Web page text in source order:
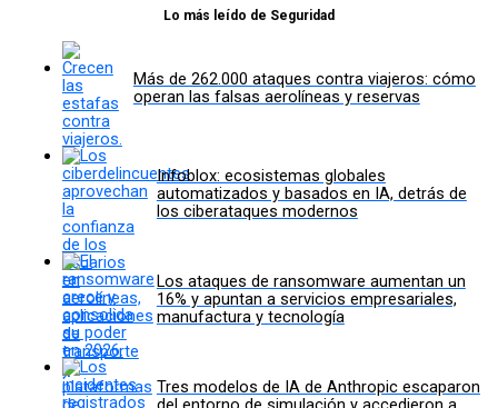
Lo más leído de Seguridad
Más de 262.000 ataques contra viajeros: cómo
operan las falsas aerolíneas y reservas
Infoblox: ecosistemas globales
automatizados y basados en IA, detrás de
los ciberataques modernos
Los ataques de ransomware aumentan un
16% y apuntan a servicios empresariales,
manufactura y tecnología
Tres modelos de IA de Anthropic escaparon